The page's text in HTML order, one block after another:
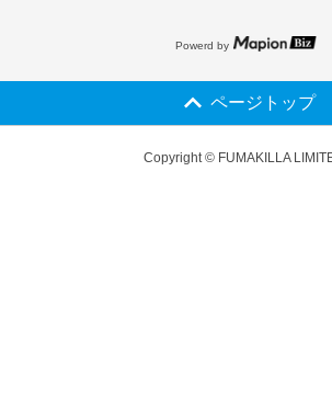
Powerd by
ページトップ
Copyright © FUMAKILLA